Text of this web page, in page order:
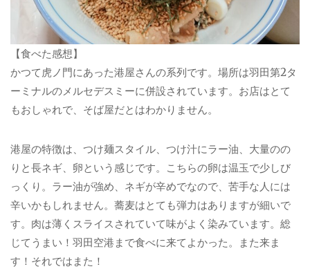
【食べた感想】
かつて虎ノ門にあった港屋さんの系列です。場所は羽田第2タ
ーミナルのメルセデスミーに併設されています。お店はとて
もおしゃれで、そば屋だとはわかりません。
港屋の特徴は、つけ麺スタイル、つけ汁にラー油、大量のの
りと長ネギ、卵という感じです。こちらの卵は温玉で少しび
っくり。ラー油が強め、ネギが辛めでなので、苦手な人には
辛いかもしれません。蕎麦はとても弾力はありますが細いで
す。肉は薄くスライスされていて味がよく染みています。総
じてうまい！羽田空港まで食べに来てよかった。また来ま
す！それではまた！